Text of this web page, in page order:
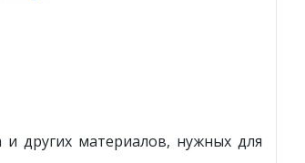
других материалов, нужных для